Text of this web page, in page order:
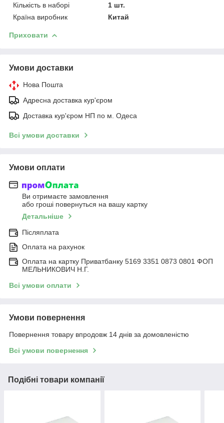
Кількість в наборі
1 шт.
Країна виробник
Китай
Приховати
Умови доставки
Нова Пошта
Адресна доставка кур'єром
Доставка кур'єром НП по м. Одеса
Всі умови доставки
Умови оплати
Ви отримаєте замовлення
або гроші повернуться на вашу картку
Детальніше
Післяплата
Оплата на рахунок
Оплата на картку Приватбанку 5169 3351 0873 0801 ФОП
МЕЛЬНИКОВИЧ Н.Г.
Всі умови оплати
Умови повернення
Повернення товару впродовж 14 днів за домовленістю
Всі умови повернення
Подібні товари компанії